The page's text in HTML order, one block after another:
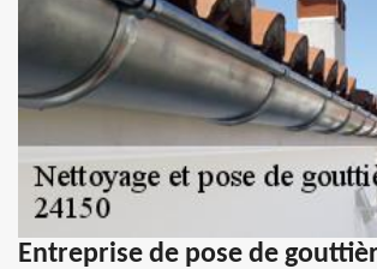
Entreprise de pose de